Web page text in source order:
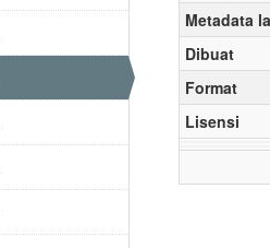
Metadata
Dibuat
Format
Lisensi